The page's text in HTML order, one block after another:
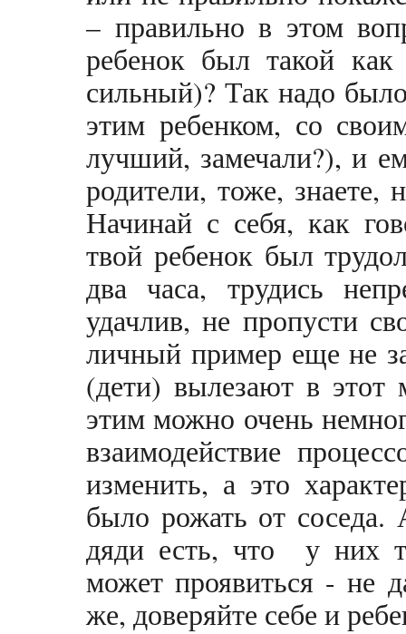
– правильно в этом
ребенок был такой
сильный)? Так надо
этим ребенком, со
лучший, замечали?), и
родители, тоже, знаете,
Начинай с себя, как
твой ребенок был
два часа, трудись
удачлив, не пропусти
личный пример еще не
(дети) вылезают в
этим можно очень
взаимодействие
изменить, а это
было рожать от
дяди есть, что у них
может проявиться - не
же, доверяйте себе и